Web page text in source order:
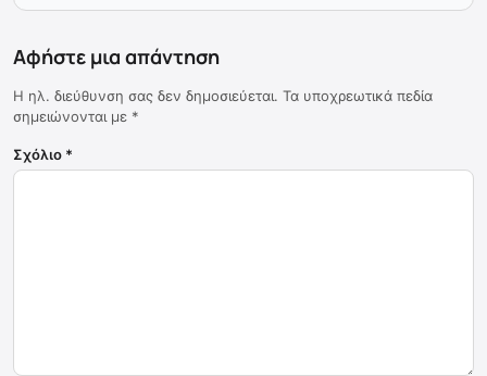
Αφήστε μια απάντηση
Η ηλ. διεύθυνση σας δεν δημοσιεύεται. Τα υποχρεωτικά πεδία
σημειώνονται με *
Σχόλιο *